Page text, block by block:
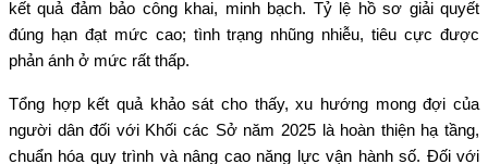
kết quả đảm bảo công khai, minh bạch. Tỷ lệ hồ sơ giải quyết
đúng hạn đạt mức cao; tình trạng nhũng nhiễu, tiêu cực được
phản ánh ở mức rất thấp.
Tổng hợp kết quả khảo sát cho thấy, xu hướng mong đợi của
người dân đối với Khối các Sở năm 2025 là hoàn thiện hạ tầng,
chuẩn hóa quy trình và nâng cao năng lực vận hành số. Đối với